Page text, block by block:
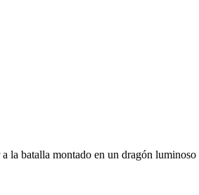
la batalla montado en un dragón luminoso